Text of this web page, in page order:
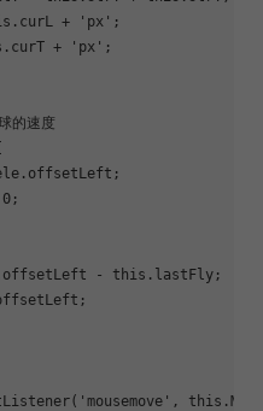
.curL + 'px' ;
.curT + 'px' ;
的速度
0 ;
- this .lastFly;
'mousemove' , this